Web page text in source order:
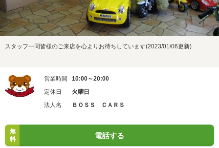
スタッフ一同皆様のご来店を心よりお待ちしています(2023/01/06更新)
営業時間
10:00～20:00
定休日
火曜日
法人名
ＢＯＳＳ ＣＡＲＳ
無
料
電話する